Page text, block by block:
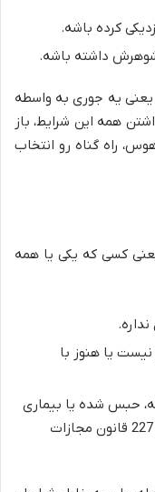
کرده باشه.
شوهرش داشته باشه.
یه جوری به واسطه
همه این شرایط، باز
راه گناه رو انتخاب
کسی که یکی یا همه
یا هنوز با
حبس شده یا بیماری
ای داره که مانع نزدیکی می شه (ماده 227 قانون مجازات